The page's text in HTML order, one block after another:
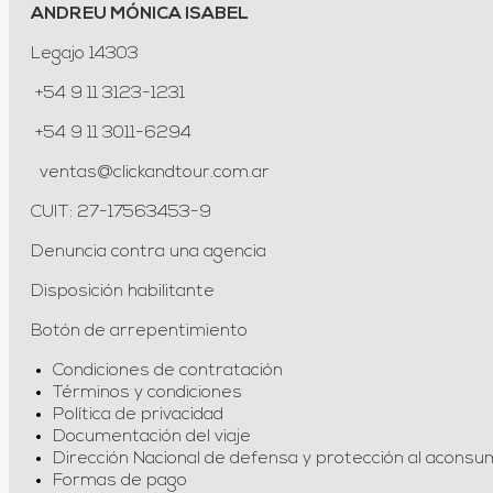
ANDREU MÓNICA ISABEL
Legajo 14303
+54 9 11 3123-1231
+54 9 11 3011-6294
ventas@clickandtour.com.ar
CUIT: 27-17563453-9
Denuncia contra una agencia
Disposición habilitante
Botón de arrepentimiento
Condiciones de contratación
Términos y condiciones
Política de privacidad
Documentación del viaje
Dirección Nacional de defensa y protección al
Formas de pago